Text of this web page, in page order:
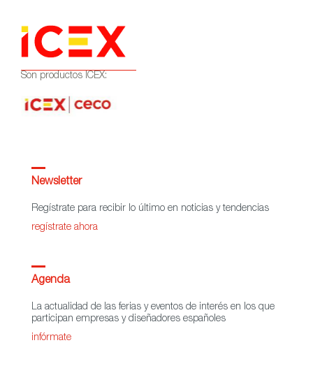
Son productos ICEX:
Newsletter
Regístrate para recibir lo último en noticias y tendencias
regístrate ahora
Agenda
La actualidad de las ferias y eventos de interés en los que
participan empresas y diseñadores españoles
infórmate